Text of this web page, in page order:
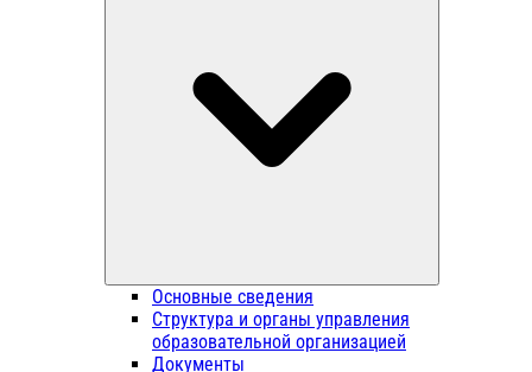
Основные сведения
Структура и органы управления
образовательной организацией
Документы